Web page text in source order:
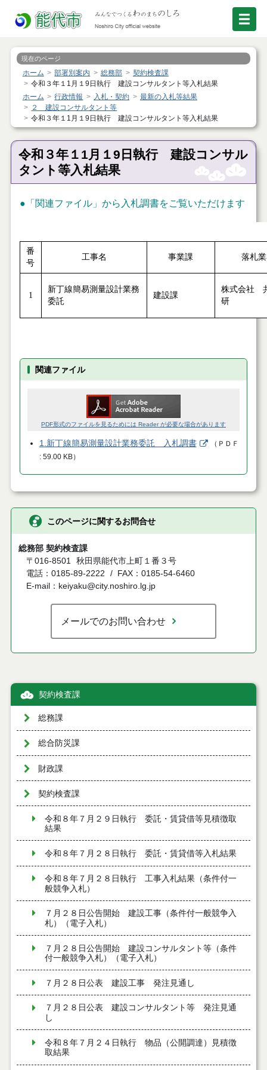
現在のページ
ホーム 部署別案内 総務部
契約検査課
令和３年１1月１9日執行 建設コンサルタント等入札結果
ホーム
行政情報 入札・契約
最新の入札等結果
２ 建設コンサルタント等
令和３年１1月１9日執行 建設コンサルタント等入札結果
令和３年１1月１9日執行 建設コンサル
タント等入札結果
● 「関連ファイル」 から入札調書をご覧いただけます
番
号
工事名 事業課 落札
1
新丁線簡易測量設計業務
委託
建設課
株式会社
研
関連ファイル
PDF形式のファイルを見るためには Reader が必要な場合があります
1.新丁線簡易測量設計業務委託 入札調書 （ ＰＤＦ
59.00 KB）
このページに関するお問合せ
総務部 契約検査課
〒016-8501 秋田県能代市上町１番３号
電話：0185-89-2222
FAX：0185-54-6460
E-mail：keiyaku@city.noshiro.lg.jp
メールでのお問い合わせ
契約検査課
総務課
総合防災課
財政課
契約検査課
令和８年７月２９日執行 委託・賃貸借等見積徴取
結果
令和８年７月２８日執行 委託・賃貸借等入札結果
令和８年７月２８日執行 工事入札結果（条件付一
般競争入札）
７月２８日公告開始 建設工事（条件付一般競争入
札）（電子入札）
７月２８日公告開始 建設コンサルタント等（条件
付一般競争入札）（電子入札）
７月２８日公表 建設工事 発注見通し
７月２８日公表 建設コンサルタント等 発注見通
し
令和８年７月２４日執行 物品（公開調達）見積徴
取結果